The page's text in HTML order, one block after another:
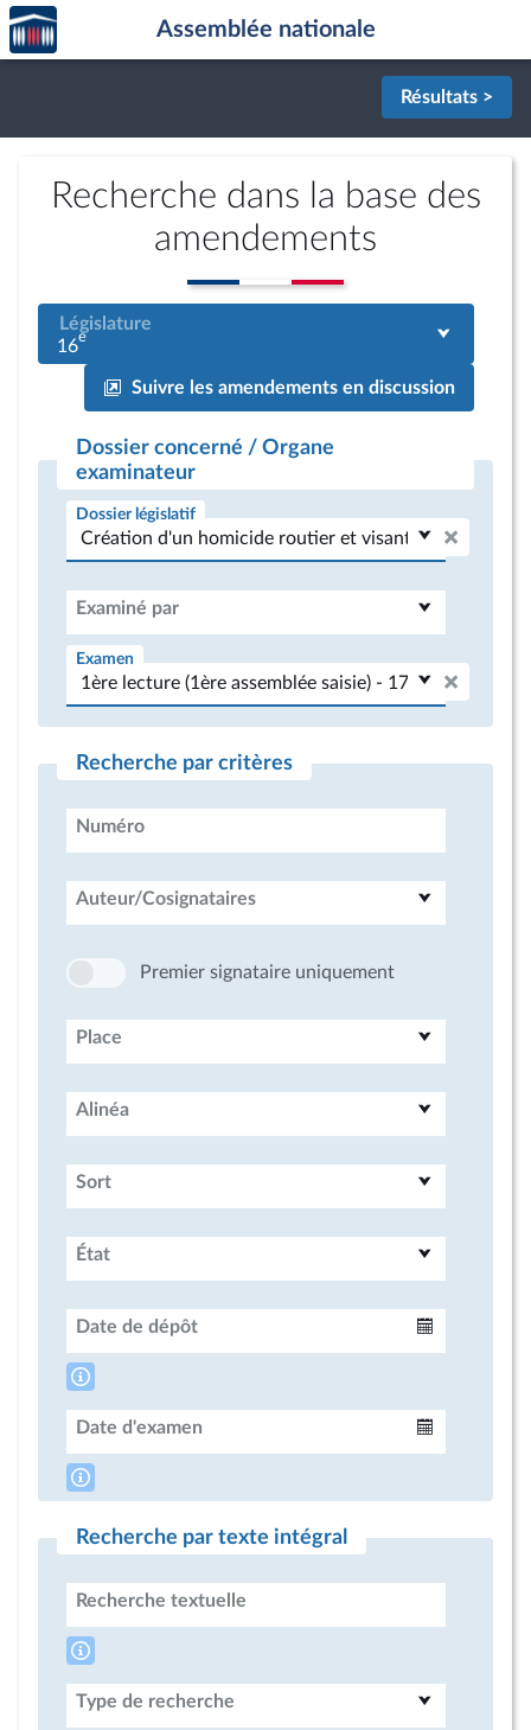
Aller au contenu
Aller en bas de la page
Accèder
à la
page
Assemblée nationale
Résultats >
Recherche dans la base des
amendements
Législature
16e
Suivre les amendements en discussion
Dossier concerné / Organe
examinateur
Dossier législatif
Examiné par
Examen
Recherche par critères
Numéro
Auteur/Cosignataires
Premier signataire uniquement
Place
Alinéa
Sort
État
Date de dépôt
Date d'examen
Recherche par texte intégral
Recherche textuelle
Type de recherche